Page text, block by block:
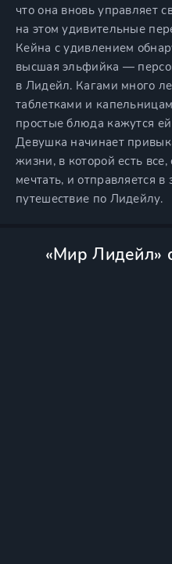
что она вновь управляет
на этом удивительные
Кейна с удивлением
высшая эльфийка —
в Лидейл. Кагами много
таблетками и
простые блюда кажутся
Девушка начинает
жизни, в которой есть
мечтать, и отправляется
путешествие по Лидейлу.
«Мир Лидейл»